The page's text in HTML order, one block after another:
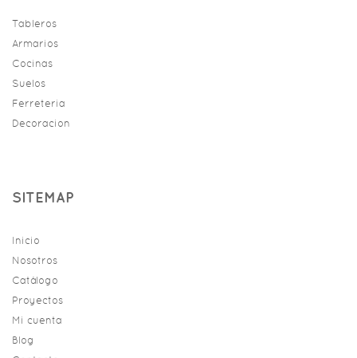
Tableros
Armarios
Cocinas
Suelos
Ferreteria
Decoracion
SITEMAP
Inicio
Nosotros
Catálogo
Proyectos
Mi cuenta
Blog